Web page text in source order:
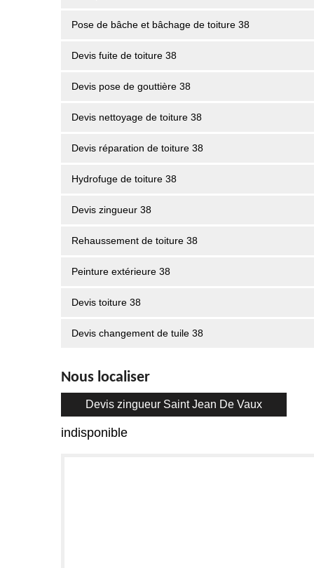
Pose de bâche et bâchage de toiture 38
Devis fuite de toiture 38
Devis pose de gouttière 38
Devis nettoyage de toiture 38
Devis réparation de toiture 38
Hydrofuge de toiture 38
Devis zingueur 38
Rehaussement de toiture 38
Peinture extérieure 38
Devis toiture 38
Devis changement de tuile 38
Nous localiser
Devis zingueur Saint Jean De Vaux
indisponible